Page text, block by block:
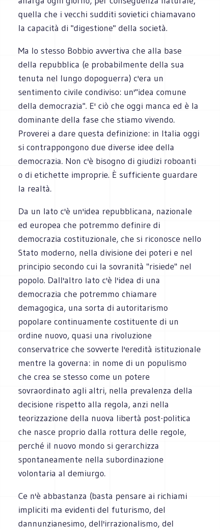
quella che i vecchi sudditi sovietici chiamavano
la capacità di "digestione" della società.
Ma lo stesso Bobbio avvertiva che alla base
della repubblica (e probabilmente della sua
tenuta nel lungo dopoguerra) c'era un
sentimento civile condiviso: un'"idea comune
della democrazia". E' ciò che oggi manca ed è la
dominante della fase che stiamo vivendo.
Proverei a dare questa definizione: in Italia oggi
si contrappongono due diverse idee della
democrazia. Non c'è bisogno di giudizi roboanti
o di etichette improprie. È sufficiente guardare
la realtà.
Da un lato c'è un'idea repubblicana, nazionale
ed europea che potremmo definire di
democrazia costituzionale, che si riconosce nello
Stato moderno, nella divisione dei poteri e nel
principio secondo cui la sovranità "risiede" nel
popolo. Dall'altro lato c'è l'idea di una
democrazia che potremmo chiamare
demagogica, una sorta di autoritarismo
popolare continuamente costituente di un
ordine nuovo, quasi una rivoluzione
conservatrice che sovverte l'eredità istituzionale
mentre la governa: in nome di un populismo
che crea se stesso come un potere
sovraordinato agli altri, nella prevalenza della
decisione rispetto alla regola, anzi nella
teorizzazione della nuova libertà post-politica
che nasce proprio dalla rottura delle regole,
perché il nuovo mondo si gerarchizza
spontaneamente nella subordinazione
volontaria al demiurgo.
Ce n'è abbastanza (basta pensare ai richiami
impliciti ma evidenti del futurismo, del
dannunzianesimo, dell'irrazionalismo, del